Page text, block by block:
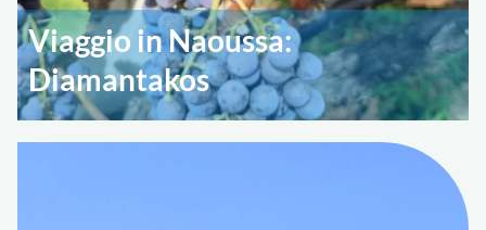
Viaggio in Naoussa:
Diamantakos